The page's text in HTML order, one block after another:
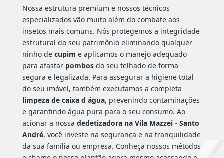
Nossa estrutura premium e nossos técnicos
especializados vão muito além do combate aos
insetos mais comuns. Nós protegemos a integridade
estrutural do seu patrimônio eliminando qualquer
ninho de cupim e aplicamos o manejo adequado
para afastar pombosdo seu telhado de forma
segura e legalizada. Para assegurar a higiene total
do seu imóvel, também executamos a completa
limpeza de caixa d água, prevenindo contaminações
e garantindo água pura para o seu consumo. Ao
acionar a nossa dedetizadora na Vila Mazzei - Santo
André, você investe na segurança e na tranquilidade
da sua família ou empresa. Conheça nossos métodos